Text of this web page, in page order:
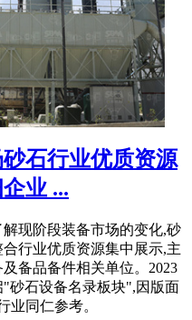
砂石行业优质资源
业 ...
现阶段装备市场的变化,砂
行业优质资源集中展示,主
备品备件相关单位。2023
砂石设备名录板块",因版面
业同仁参考。